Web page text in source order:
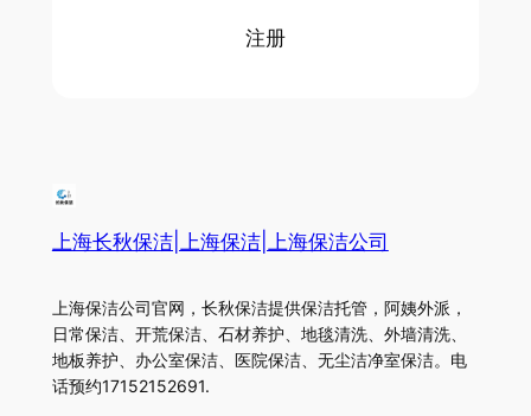
注册
上海长秋保洁|上海保洁|上海保洁公司
上海保洁公司官网，长秋保洁提供保洁托管，阿姨外派，
日常保洁、开荒保洁、石材养护、地毯清洗、外墙清洗、
地板养护、办公室保洁、医院保洁、无尘洁净室保洁。电
话预约17152152691.